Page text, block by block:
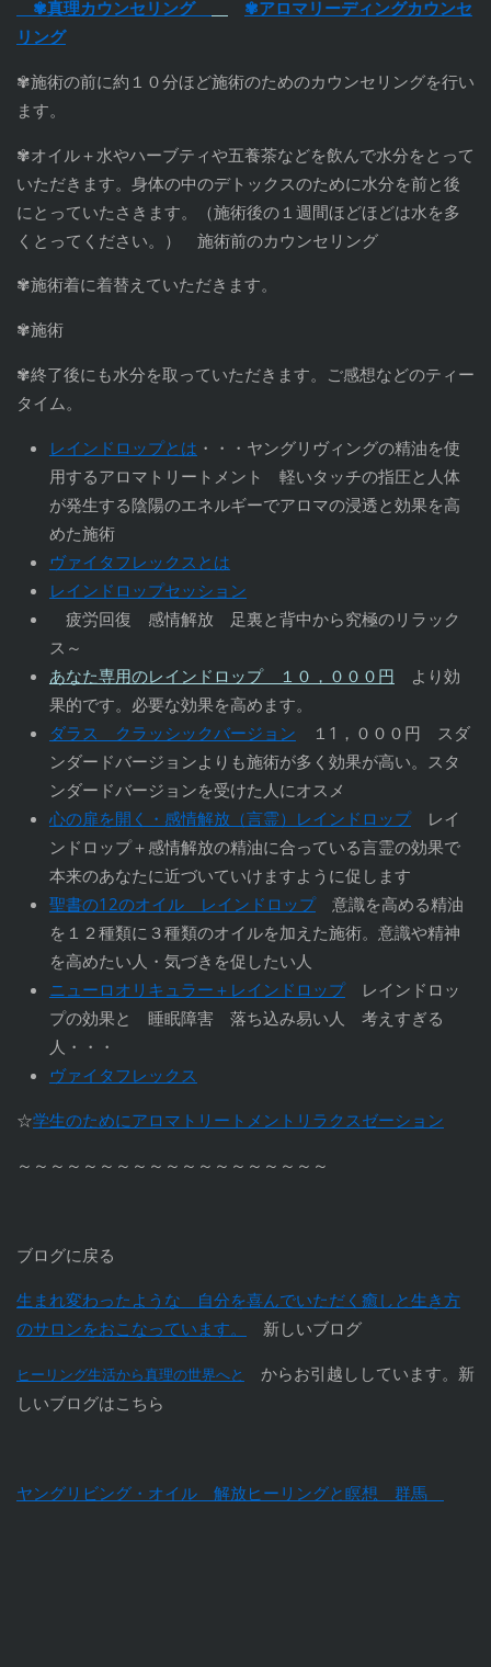
✾真理カウンセリング
✾アロマリーディングカウンセ
リング
✾施術の前に約１０分ほど施術のためのカウンセリングを行い
ます。
✾オイル＋水やハーブティや五養茶などを飲んで水分をとって
いただきます。身体の中のデトックスのために水分を前と後
にとっていたさきます。（施術後の１週間ほどほどは水を多
くとってください。） 施術前のカウンセリング
✾施術着に着替えていただきます。
✾施術
✾終了後にも水分を取っていただきます。ご感想などのティー
タイム。
レインドロップとは ・・・ヤングリヴィングの精油を使
用するアロマトリートメント 軽いタッチの指圧と人体
が発生する陰陽のエネルギーでアロマの浸透と効果を高
めた施術
ヴァイタフレックスとは
レインドロップセッション
疲労回復 感情解放 足裏と背中から究極のリラック
ス～
あなた専用のレインドロップ １０，０００円 より効
果的です。必要な効果を高めます。
ダラス クラッシックバージョン １1，０００円 スダ
ンダードバージョンよりも施術が多く効果が高い。スタ
ンダードバージョンを受けた人にオスメ
心の扉を開く・感情解放（言霊）レインドロップレイ
ンドロップ＋感情解放の精油に合っている言霊の効果で
本来のあなたに近づいていけますように促します
聖書の12のオイル レインドロップ意識を高める精油
を１２種類に３種類のオイルを加えた施術。意識や精神
を高めたい人・気づきを促したい人
ニューロオリキュラー＋レインドロップレインドロッ
プの効果と 睡眠障害 落ち込み易い人 考えすぎる
人・・・
ヴァイタフレックス
☆学生のためにアロマトリートメントリラクスゼーション
～～～～～～～～～～～～～～～～～～～
ブログに戻る
生まれ変わったような 自分を喜んでいただく癒しと生き方
のサロンをおこなっています。
新しいブログ
ヒーリング生活から真理の世界へと
からお引越ししています。新
しいブログはこちら
ヤングリビング・オイル 解放ヒーリングと瞑想 群馬